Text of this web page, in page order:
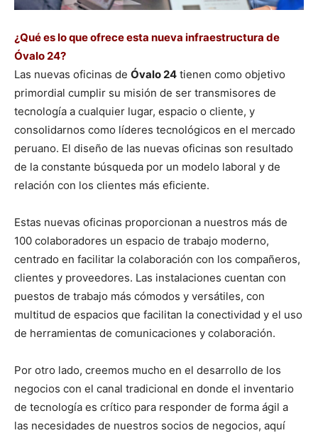
¿Qué es lo que ofrece esta nueva infraestructura de
Óvalo 24?
Las nuevas oficinas de Óvalo 24 tienen como objetivo
primordial cumplir su misión de ser transmisores de
tecnología a cualquier lugar, espacio o cliente, y
consolidarnos como líderes tecnológicos en el mercado
peruano. El diseño de las nuevas oficinas son resultado
de la constante búsqueda por un modelo laboral y de
relación con los clientes más eficiente.
Estas nuevas oficinas proporcionan a nuestros más de
100 colaboradores un espacio de trabajo moderno,
centrado en facilitar la colaboración con los compañeros,
clientes y proveedores. Las instalaciones cuentan con
puestos de trabajo más cómodos y versátiles, con
multitud de espacios que facilitan la conectividad y el uso
de herramientas de comunicaciones y colaboración.
Por otro lado, creemos mucho en el desarrollo de los
negocios con el canal tradicional en donde el inventario
de tecnología es crítico para responder de forma ágil a
las necesidades de nuestros socios de negocios, aquí